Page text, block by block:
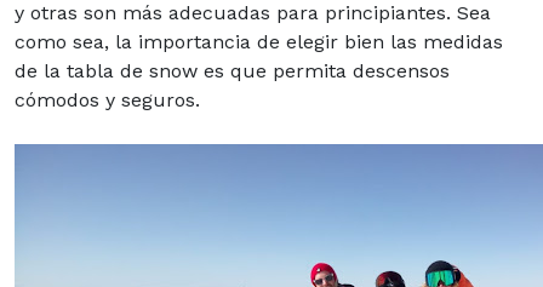
y otras son más adecuadas para principiantes. Sea
como sea, la importancia de elegir bien las medidas
de la tabla de snow es que permita descensos
cómodos y seguros.